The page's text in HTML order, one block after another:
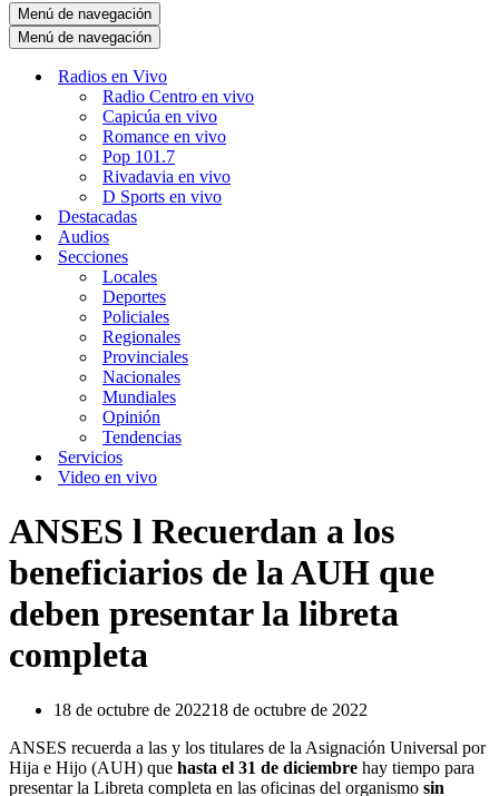
Menú de navegación
Menú de navegación
Radios en Vivo
Radio Centro en vivo
Capicúa en vivo
Romance en vivo
Pop 101.7
Rivadavia en vivo
D Sports en vivo
Destacadas
Audios
Secciones
Locales
Deportes
Policiales
Regionales
Provinciales
Nacionales
Mundiales
Opinión
Tendencias
Servicios
Video en vivo
ANSES l Recuerdan a los
beneficiarios de la AUH que
deben presentar la libreta
completa
18 de octubre de 202218 de octubre de 2022
ANSES recuerda a las y los titulares de la Asignación Universal por
Hija e Hijo (AUH) que hasta el 31 de diciembre hay tiempo para
presentar la Libreta completa en las oficinas del organismo sin